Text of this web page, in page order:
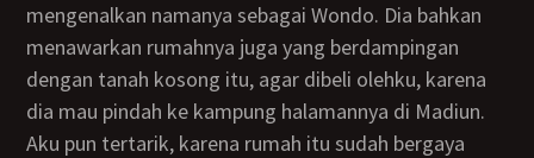
mengenalkan namanya sebagai Wondo. Dia bahkan
menawarkan rumahnya juga yang berdampingan
dengan tanah kosong itu, agar dibeli olehku, karena
dia mau pindah ke kampung halamannya di Madiun.
Aku pun tertarik, karena rumah itu sudah bergaya